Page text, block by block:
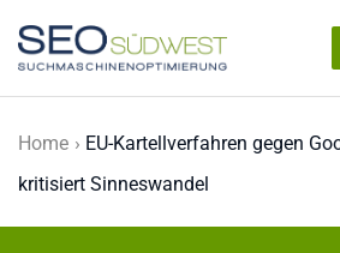
Skip to main content
Home
EU-Kartellverfahren gegen
kritisiert Sinneswandel